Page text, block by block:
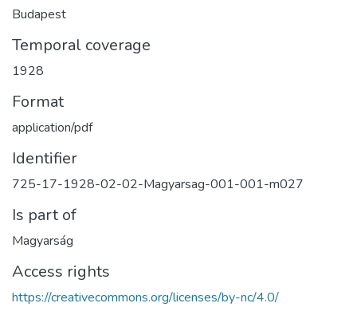
Budapest
Temporal coverage
1928
Format
application/pdf
Identifier
725-17-1928-02-02-Magyarsag-001-001-m027
Is part of
Magyarság
Access rights
https://creativecommons.org/licenses/by-nc/4.0/